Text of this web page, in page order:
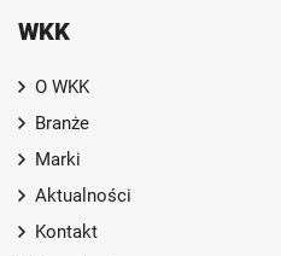
WKK
O WKK
Branże
Marki
Aktualności
Kontakt